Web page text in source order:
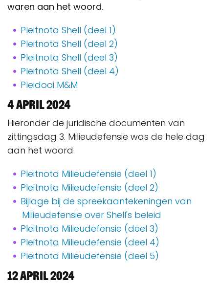
waren aan het woord.
Pleitnota Shell (deel 1)
Pleitnota Shell (deel 2)
Pleitnota Shell (deel 3)
Pleitnota Shell (deel 4)
Pleidooi M&M
4 april 2024
Hieronder de juridische documenten van
zittingsdag 3. Milieudefensie was de hele dag
aan het woord.
Pleitnota Milieudefensie (deel 1)
Pleitnota Milieudefensie (deel 2)
Bijlage bij de spreekaantekeningen van
Milieudefensie over Shell's beleid
Pleitnota Milieudefensie (deel 3)
Pleitnota Milieudefensie (deel 4)
Pleitnota Milieudefensie (deel 5)
12 april 2024